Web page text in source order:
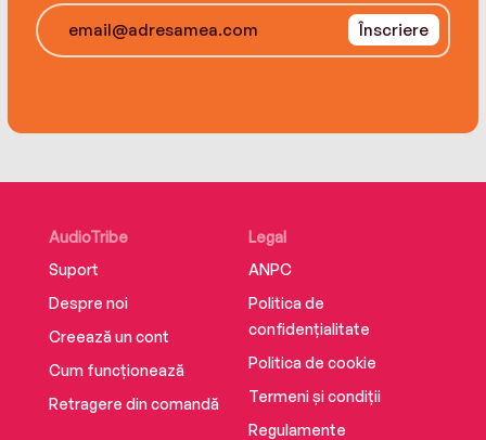
Înscriere
AudioTribe
Suport
Despre noi
Creează un cont
Cum funcționează
Retragere din comandă
Legal
ANPC
Politica de
confidențialitate
Politica de cookie
Termeni și condiții
Regulamente